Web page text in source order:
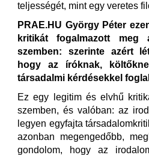
teljességét, mint egy veretes
PRAE.HU György Péter
kritikát fogalmazott meg
szemben: szerinte azért
hogy az íróknak,
társadalmi kérdésekkel
Ez egy legitim és elvhű
szemben, és valóban: az
legyen egyfajta
azonban megengedőbb,
gondolom, hogy az